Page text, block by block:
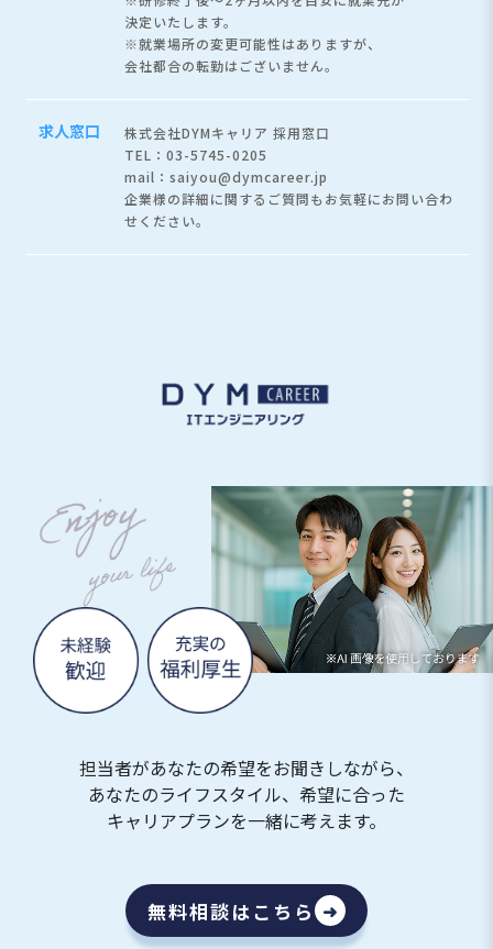
決定いたします。
※就業場所の変更可能性はありますが、
会社都合の転勤はございません。
求人窓口
株式会社DYMキャリア 採用窓口
TEL：03-5745-0205
mail：saiyou@dymcareer.jp
企業様の詳細に関するご質問もお気軽にお問い合わ
せください。
担当者があなたの希望をお聞きしながら、
あなたのライフスタイル、希望に合った
キャリアプランを一緒に考えます。
無料相談はこちら ➜